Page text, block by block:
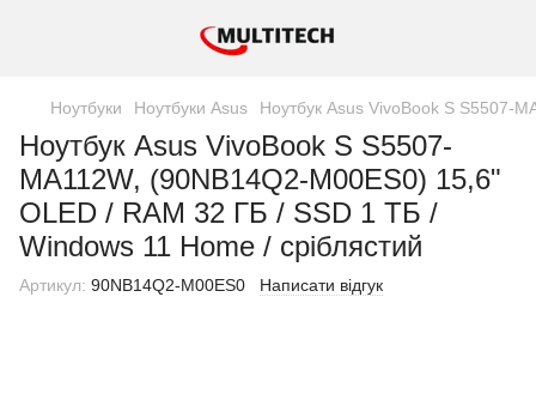
Ноутбуки Ноутбуки Asus Ноутбук Asus VivoBook S S5507-
Ноутбук Asus VivoBook S S5507-
MA112W, (90NB14Q2-M00ES0) 15,6"
OLED / RAM 32 ГБ / SSD 1 ТБ /
Windows 11 Home / сріблястий
Артикул: 90NB14Q2-M00ES0 Написати відгук